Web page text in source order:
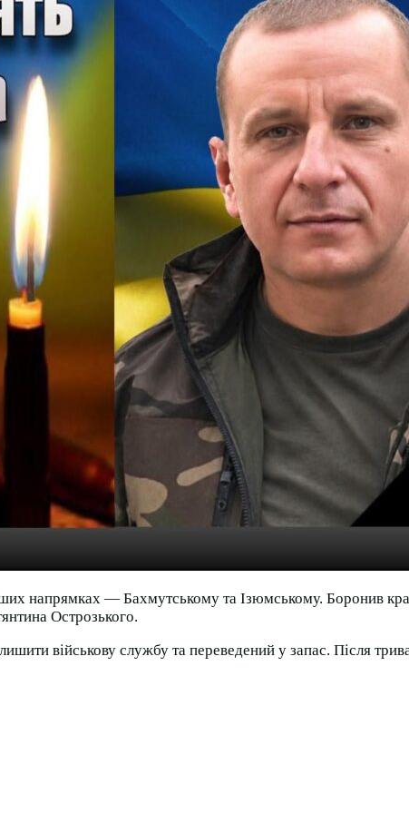
напрямках — Бахмутському та Ізюмському. Боронив
Острозького.
військову службу та переведений у запас. Після